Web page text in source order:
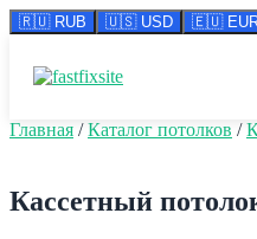
🇷🇺 RUB 🇺🇸 USD 🇪🇺
содержимому
Главная /Каталог потолков /
Кассетный